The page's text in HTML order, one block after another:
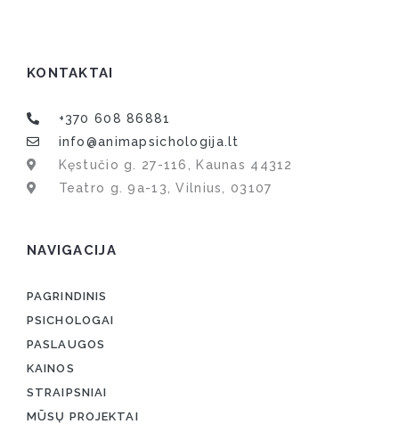
KONTAKTAI
+370 608 86881
info@animapsichologija.lt
Kęstučio g. 27-116, Kaunas 44312
Teatro g. 9a-13, Vilnius, 03107
NAVIGACIJA
PAGRINDINIS
PSICHOLOGAI
PASLAUGOS
KAINOS
STRAIPSNIAI
MŪSŲ PROJEKTAI